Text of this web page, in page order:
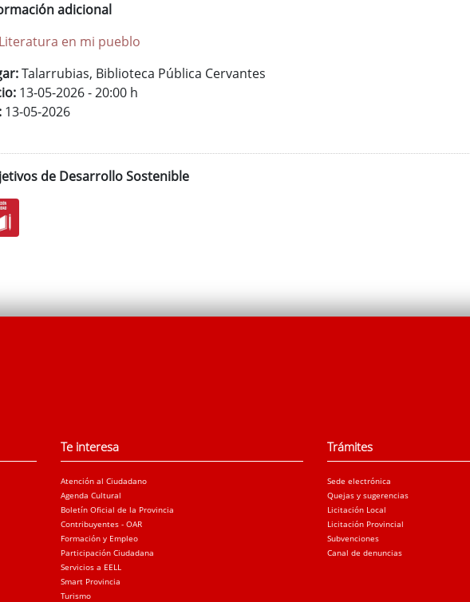
adicional
Literatura en mi pueblo
Talarrubias, Biblioteca Pública Cervantes
13-05-2026 - 20:00 h
13-05-2026
de Desarrollo Sostenible
Te interesa
Atención al Ciudadano
Agenda Cultural
Boletín Oficial de la Provincia
Contribuyentes - OAR
Formación y Empleo
Participación Ciudadana
Servicios a EELL
Smart Provincia
Turismo
Trámites
Sede electrónica
Quejas y sugerencias
Licitación Local
Licitación Provincial
Subvenciones
Canal de denuncias